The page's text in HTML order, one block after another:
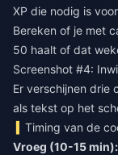
XP die nodig is
Bereken of je met
50 haalt of dat
Screenshot #4:
Er verschijnen drie
als tekst op het
Timing van de
Vroeg (10-15 min):